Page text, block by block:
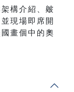
構介紹、皴
現場即席開
畫個中的奧